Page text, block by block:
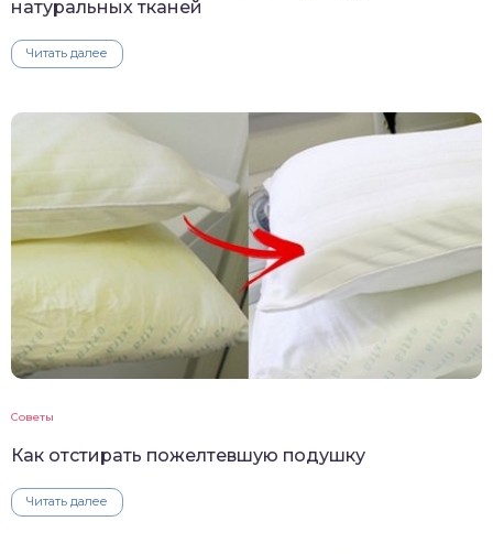
натуральных тканей
Читать далее
Советы
Как отстирать пожелтевшую подушку
Читать далее